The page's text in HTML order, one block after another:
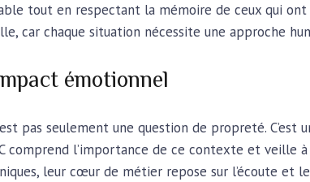
tout en respectant la mémoire de ceux qui
car chaque situation nécessite une approche
émotionnel
pas seulement une question de propreté.
comprend l’importance de ce contexte et veille
leur cœur de métier repose sur l’écoute et